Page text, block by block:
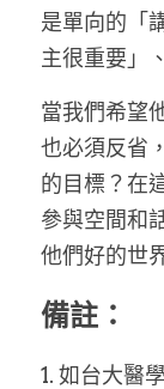
是單向的「
主很重要」
當我們希望
也必須反省
的目標？在
參與空間和
他們好的世
備註：
1. 如台大醫